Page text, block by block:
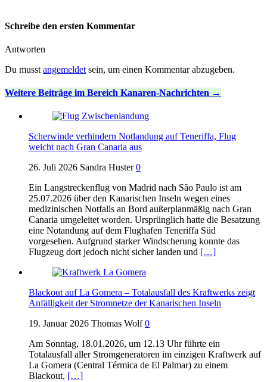
Schreibe den ersten Kommentar
Antworten
Du musst angemeldet sein, um einen Kommentar abzugeben.
Weitere Beiträge im Bereich Kanaren-Nachrichten
Scherwinde verhindern Notlandung auf Teneriffa, Flug
weicht nach Gran Canaria aus
26. Juli 2026 Sandra Huster 0
Ein Langstreckenflug von Madrid nach São Paulo ist am
25.07.2026 über den Kanarischen Inseln wegen eines
medizinischen Notfalls an Bord außerplanmäßig nach Gran
Canaria umgeleitet worden. Ursprünglich hatte die Besatzung
eine Notandung auf dem Flughafen Teneriffa Süd
vorgesehen. Aufgrund starker Windscherung konnte das
Flugzeug dort jedoch nicht sicher landen und […]
Blackout auf La Gomera – Totalausfall des Kraftwerks zeigt
Anfälligkeit der Stromnetze der Kanarischen Inseln
19. Januar 2026 Thomas Wolf 0
Am Sonntag, 18.01.2026, um 12.13 Uhr führte ein
Totalausfall aller Stromgeneratoren im einzigen Kraftwerk auf
La Gomera (Central Térmica de El Palmar) zu einem
Blackout, […]